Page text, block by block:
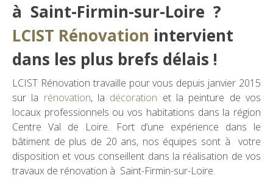
à Saint-Firmin-sur-Loire ?
LCIST Rénovation intervient
dans les plus brefs délais !
LCIST Rénovation travaille pour vous depuis janvier 2015
sur la rénovation, la décoration et la peinture de vos
locaux professionnels ou vos habitations dans la région
Centre Val de Loire. Fort d’une expérience dans le
bâtiment de plus de 20 ans, nos équipes sont à votre
disposition et vous conseillent dans la réalisation de vos
travaux de rénovation à Saint-Firmin-sur-Loire.